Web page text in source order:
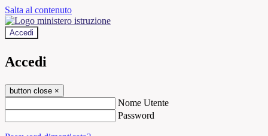
Salta al contenuto
Accedi
Accedi
button close ×
Nome Utente
Password